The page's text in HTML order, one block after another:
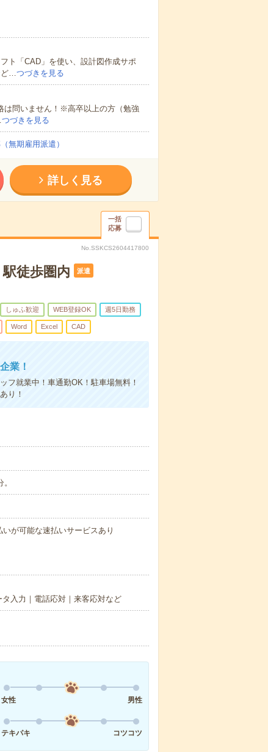
ト「CAD」を使い、設計図作成サポ
ど…つづきを見る
は問いません！※高卒以上の方（勉強
つづきを見る
無期雇用派遣）
詳しく見る
一括
応募
No.SSKCS2604417800
徒歩圏内 派遣
しゅふ歓迎 WEB登録OK 週5日勤務
Word Excel CAD
業！
フ就業中！車通勤OK！駐車場無料！
り！
が可能な速払いサービスあり
入力｜電話応対｜来客応対など
女性
男性
テキパキ
コツコツ